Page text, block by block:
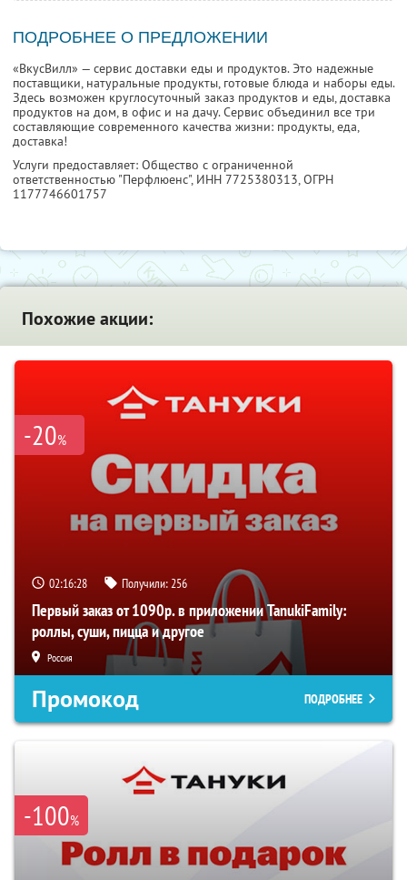
ПОДРОБНЕЕ О ПРЕДЛОЖЕНИИ
«ВкусВилл» — сервис доставки еды и продуктов. Это надежные
поставщики, натуральные продукты, готовые блюда и наборы еды.
Здесь возможен круглосуточный заказ продуктов и еды, доставка
продуктов на дом, в офис и на дачу. Сервис объединил все три
составляющие современного качества жизни: продукты, еда,
доставка!
Услуги предоставляет: Общество с ограниченной
ответственностью "Перфлюенс", ИНН 7725380313, ОГРН
1177746601757
Похожие акции:
-20%
02:16:27 Получили:256
Первый заказ от 1090р. в приложении TanukiFamily:
роллы, суши, пицца и другое
Россия
Промокод ПОДРОБНЕЕ
-100%